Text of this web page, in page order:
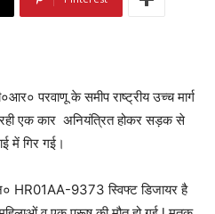
परवाणू के समीप राष्ट्रीय उच्च मार्ग
एक कार अनियंत्रित होकर सड़क से
में गिर गई।
HR01AA-9373 स्विफ्ट डिजायर है